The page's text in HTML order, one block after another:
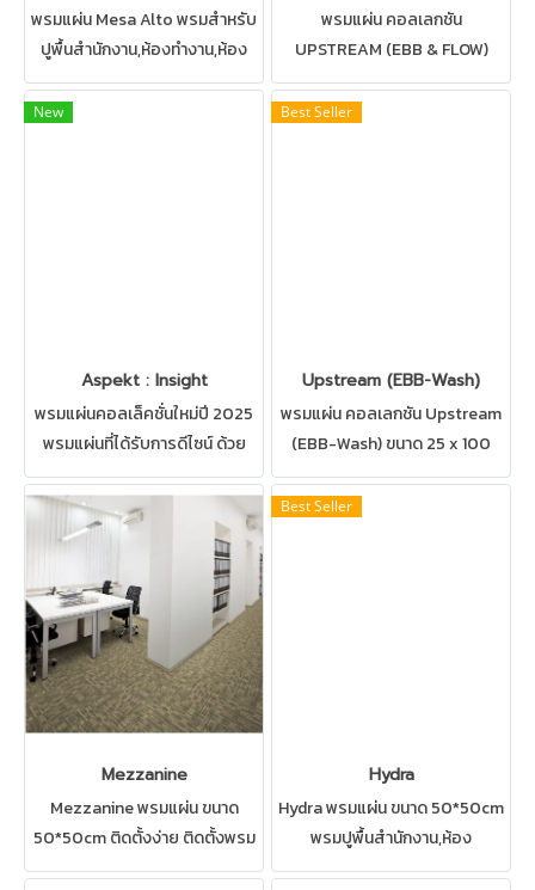
พรมแผ่น Mesa Alto พรมสำหรับ
ปูพื้นสำนักงาน,ห้องทำงาน,ห้อง
ประชุม มีให้เลืออกหลากหลาย
แบบ พรมโทนสีเข้ม มีสไตล์
พรมแผ่น คอลเลกชัน
UPSTREAM (EBB & FLOW)
ขนาด 25 x 100 cm. พรมแผ่นที่มา
ครบสองดีไซน์ปูผสมผสานกันได้
New
Aspekt : Insight
พรมแผ่นคอลเล็คชั่นใหม่ปี 2025
พรมแผ่นที่ได้รับการดีไซน์ ด้วย
ความปราณีต ผลิตจากวัสดุอย่าง
ดีที่เป็นมิตรต่อสิ่งแวดล้อม ยัง
สะท้อนถึงความ ความหรูหรา
ความสบาย และความมุ่งมั่นตั้งใจ
Best Seller
Upstream (EBB-Wash)
พรมแผ่น คอลเลกชัน Upstream
(EBB-Wash) ขนาด 25 x 100
cm. พรมแผ่นที่มาครบสองดีไซน์
ปูผสมผสานกันได้อย่างลงตัว
Mezzanine
Mezzanine พรมแผ่น ขนาด
50*50cm ติดตั้งง่าย ติดตั้งพรม
ได้ทั้งสำนักงาน,ห้องทำงาน,ห้อง
Best Seller
Hydra
Hydra พรมแผ่น ขนาด 50*50cm
พรมปูพื้นสำนักงาน,ห้อง
ทำงาน,ห้องประชุม พรมปูพื้นราคา